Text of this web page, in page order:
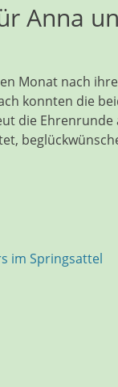
Anna
Monat nach
konnten die
die
im Springsattel